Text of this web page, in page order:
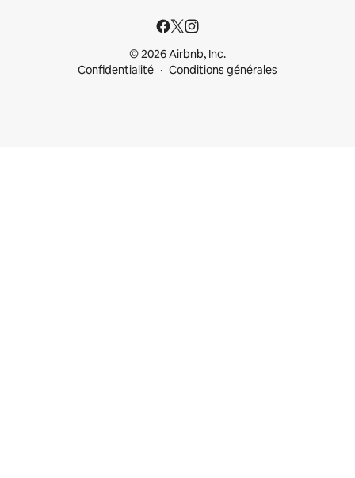
© 2026 Airbnb, Inc.
Confidentialité
Conditions générales